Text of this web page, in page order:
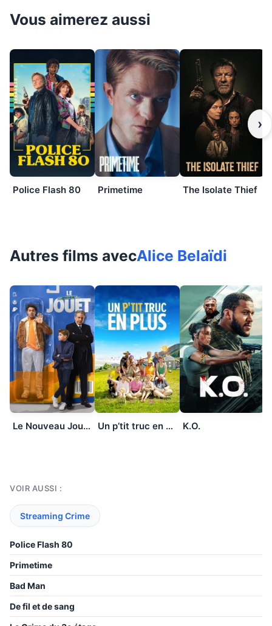
Vous aimerez aussi
Police Flash 80 Primetime The Isolate Thief
›
Autres films avecAlice Belaïdi
Le Nouveau Jouet Un p’tit truc en plus K.O.
VOIR AUSSI :
Streaming Crime
Police Flash 80
Primetime
Bad Man
De fil et de sang